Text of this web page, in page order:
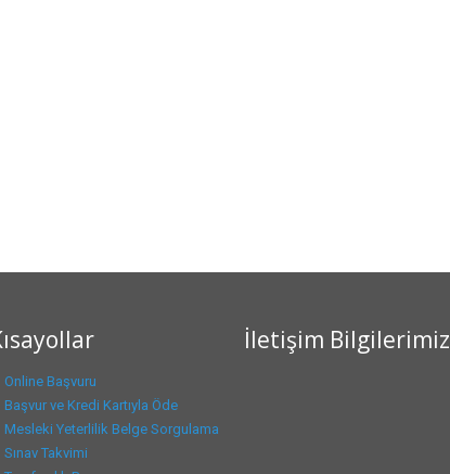
Online Başvuru
Başvur ve Kredi Kartıyla Öde
Mesleki Yeterlilik Belge Sorgulama
Sınav Takvimi
İletişim Bilgilerimiz